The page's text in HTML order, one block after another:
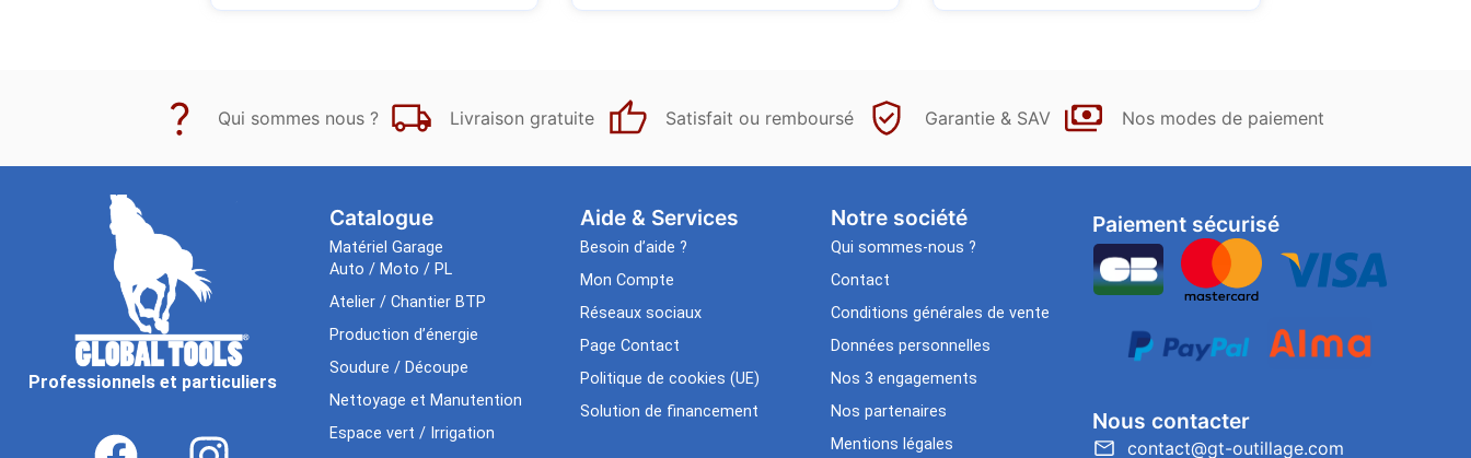
Qui sommes nous ? Livraison gratuite Satisfait ou remboursé Garantie & SAV Nos modes de paiement
Professionnels et particuliers
Catalogue
Matériel Garage
Auto / Moto / PL
Atelier / Chantier BTP
Production d’énergie
Soudure / Découpe
Nettoyage et Manutention
Espace vert / Irrigation
Aide & Services​
Besoin d’aide ?
Mon Compte
Réseaux sociaux
Page Contact
Politique de cookies (UE)
Solution de financement
Notre société
Qui sommes-nous ?
Contact
Conditions générales de vente
Données personnelles
Nos 3 engagements
Nos partenaires
Mentions légales
Paiement sécurisé
Nous contacter
contact@gt-outillage.com